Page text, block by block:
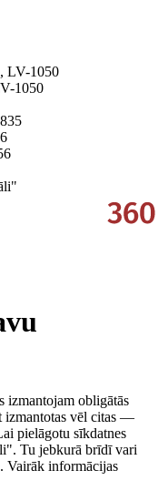
LV-1050
1050
izmantojam obligātās
izmantotas vēl citas —
pielāgotu sīkdatnes
Tu jebkurā brīdī vari
Vairāk informācijas